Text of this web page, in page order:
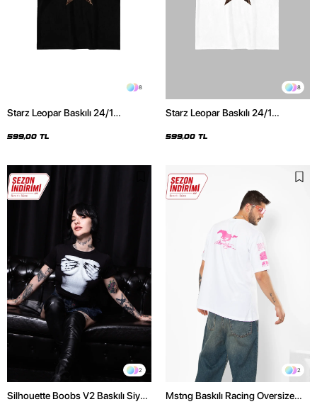
8
Starz Leopar Baskılı 24/1
599,00 TL
8
Starz Leopar Baskılı 24/1
599,00 TL
2
Silhouette Boobs V2 Baskılı Siyah
2
Mstng Baskılı Racing Oversize